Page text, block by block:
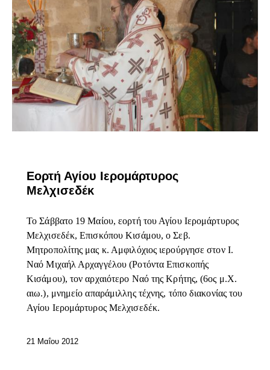
Εορτή Αγίου Ιερομάρτυρος
Μελχισεδέκ
Το Σάββατο 19 Μαίου, εορτή του Αγίου Ιερομάρτυρος
Μελχισεδέκ, Επισκόπου Κισάμου, ο Σεβ.
Μητροπολίτης μας κ. Αμφιλόχιος ιερούργησε στον Ι.
Ναό Μιχαήλ Αρχαγγέλου (Ροτόντα Επισκοπής
Κισάμου), τον αρχαιότερο Ναό της Κρήτης, (6ος μ.Χ.
αιω.), μνημείο απαράμιλλης τέχνης, τόπο διακονίας του
Αγίου Ιερομάρτυρος Μελχισεδέκ.
21 Μαΐου 2012